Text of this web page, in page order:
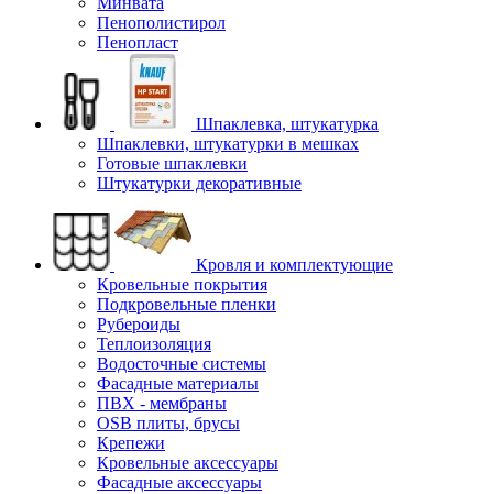
Пенополистирол
Пенопласт
Шпаклевка, штукатурка
Шпаклевки, штукатурки в мешках
Готовые шпаклевки
Штукатурки декоративные
Кровля и комплектующие
Кровельные покрытия
Подкровельные пленки
Рубероиды
Теплоизоляция
Водосточные системы
Фасадные материалы
ПВХ - мембраны
OSB плиты, брусы
Крепежи
Кровельные аксессуары
Фасадные аксессуары